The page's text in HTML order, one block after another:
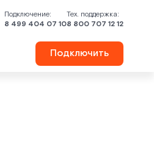
Подключение:
8 499 404 07 10
Тех. поддержка:
8 800 707 12 12
Подключить